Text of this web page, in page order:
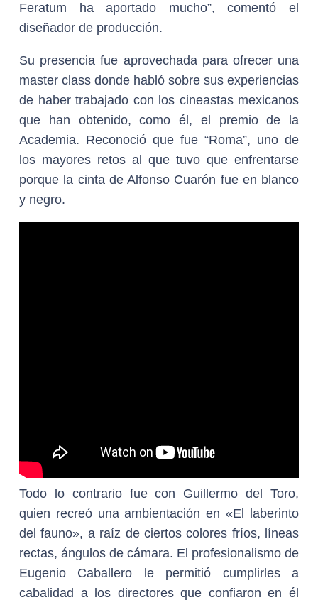
Feratum ha aportado mucho”, comentó el
diseñador de producción.
Su presencia fue aprovechada para ofrecer una
master class donde habló sobre sus experiencias
de haber trabajado con los cineastas mexicanos
que han obtenido, como él, el premio de la
Academia. Reconoció que fue “Roma”, uno de
los mayores retos al que tuvo que enfrentarse
porque la cinta de Alfonso Cuarón fue en blanco
y negro.
Todo lo contrario fue con Guillermo del Toro,
quien recreó una ambientación en «El laberinto
del fauno», a raíz de ciertos colores fríos, líneas
rectas, ángulos de cámara. El profesionalismo de
Eugenio Caballero le permitió cumplirles a
cabalidad a los directores que confiaron en él